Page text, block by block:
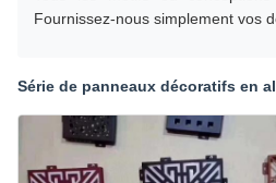
Fournissez-nous simplement vos
Série de panneaux décoratifs en